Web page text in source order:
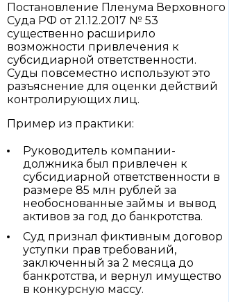
Постановление Пленума Верховного
Суда РФ от 21.12.2017 № 53
существенно расширило
возможности привлечения к
субсидиарной ответственности.
Суды повсеместно используют это
разъяснение для оценки действий
контролирующих лиц.
Пример из практики:
Руководитель компании-
должника был привлечен к
субсидиарной ответственности в
размере 85 млн рублей за
необоснованные займы и вывод
активов за год до банкротства.
Суд признал фиктивным договор
уступки прав требований,
заключенный за 2 месяца до
банкротства, и вернул имущество
в конкурсную массу.